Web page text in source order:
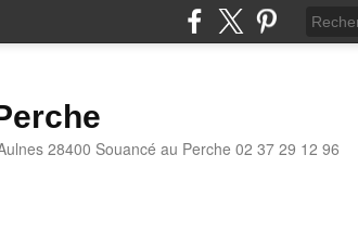
28400 Souancé au Perche 02 37 29 12 96